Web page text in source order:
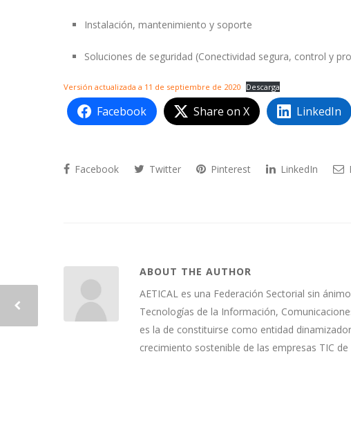
Instalación, mantenimiento y soporte
Soluciones de seguridad (Conectividad segura, control y
Versión actualizada a 11 de septiembre de 2020 Descarga
Facebook Share on X LinkedIn
Facebook Twitter Pinterest LinkedIn
ABOUT THE AUTHOR
AETICAL es una Federación Sectorial sin
Tecnologías de la Información,
es la de constituirse como entidad
crecimiento sostenible de las empresas TIC